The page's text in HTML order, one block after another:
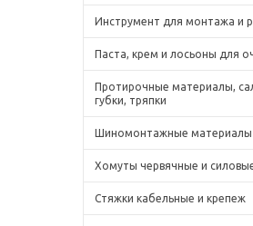
Инструмент для монтажа и
Паста, крем и лосьоны для
Протирочные материалы,
губки, тряпки
Шиномонтажные материалы
Хомуты червячные и
Стяжки кабельные и крепеж